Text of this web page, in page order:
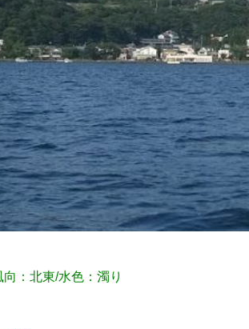
向：北東/水色：濁り